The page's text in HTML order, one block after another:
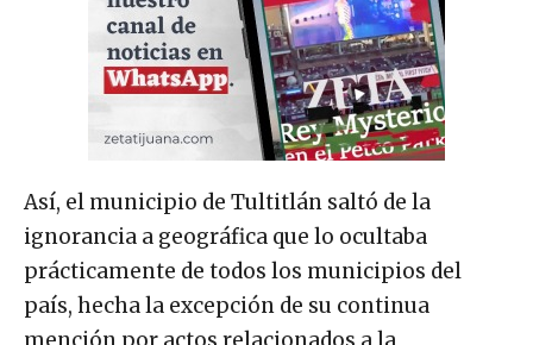
Así, el municipio de Tultitlán saltó de la
ignorancia a geográfica que lo ocultaba
prácticamente de todos los municipios del
país, hecha la excepción de su continua